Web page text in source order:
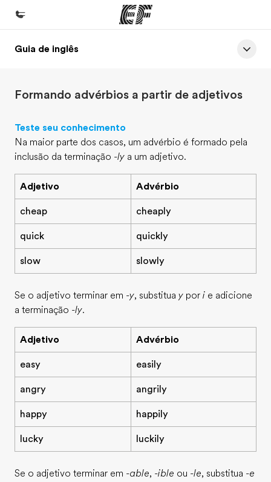
Início
Programas
Lojas
Sobre nós
Quem somos
Carreiras
Guia de inglês
Formando advérbios a partir de adjetivos
Teste seu conhecimento
Na maior parte dos casos, um advérbio é formado pela
inclusão da terminação -ly a um adjetivo.
Adjetivo Advérbio
cheap cheaply
quick quickly
slow slowly
Se o adjetivo terminar em -y, substitua y por i e adicione
a terminação -ly.
Adjetivo Advérbio
easy easily
angry angrily
happy happily
lucky luckily
Se o adjetivo terminar em -able, -ible ou -le, substitua -e